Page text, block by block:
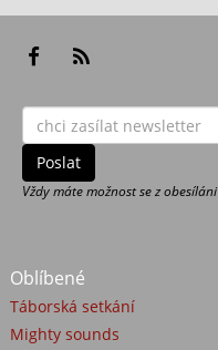
Vždy máte možnost se z obesíláni
Oblíbené
Táborská setkání
Mighty sounds